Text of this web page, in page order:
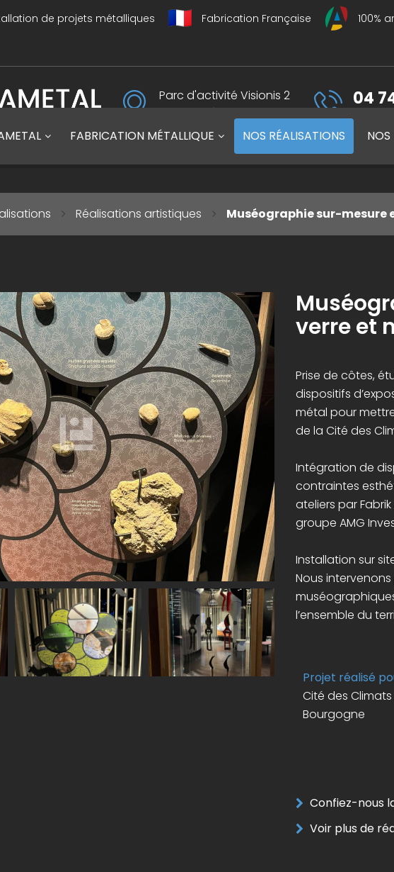
de projets métalliques Fabrication Française 100%
Parc d'activité Visionis 2
01090 Guéreins, France
04
FABRICATION MÉTALLIQUE NOS RÉALISATIONS NOS
Réalisations artistiques Muséographie sur-mesure
verre et
Prise de côtes,
dispositifs
métal pour
de la Cité des
Intégration de
contraintes
ateliers par
groupe AMG
Installation sur
Nous
l’ensemble du
Projet réalisé
Cité des
Bourgogne
Confiez-nous
Voir plus de